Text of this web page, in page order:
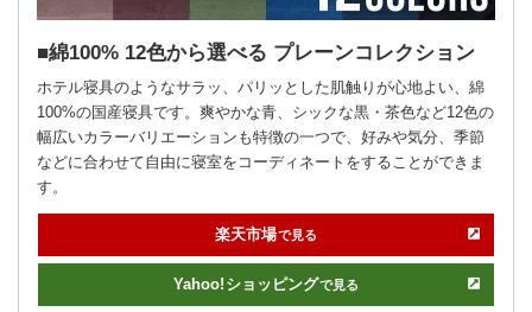
綿100% 12色から選べる プレーンコレクション
ホテル寝具のようなサラッ、パリッとした肌触りが心地よい、綿
100%の国産寝具です。爽やかな青、シックな黒・茶色など12色の
幅広いカラーバリエーションも特徴の一つで、好みや気分、季節
などに合わせて自由に寝室をコーディネートをすることができま
す。
楽天市場で見る
Yahoo! ショッピングで見る